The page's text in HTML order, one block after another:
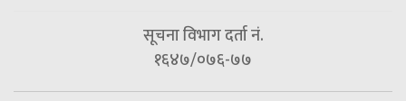
सूचना विभाग दर्ता नं.
१६४७/०७६-७७